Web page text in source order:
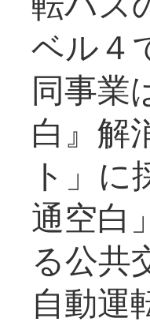
ベル４
同事業
白』解
ト」
通空白
る公共
自動運